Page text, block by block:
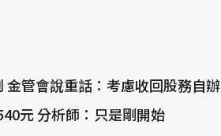
金管會說重話：考慮收回股務自辦
元 分析師：只是剛開始